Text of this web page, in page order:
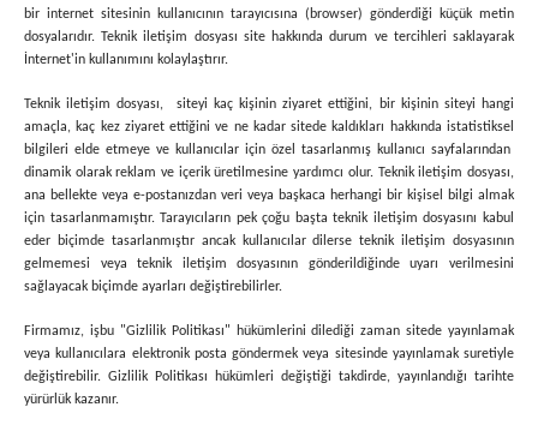
bir internet sitesinin kullanıcının tarayıcısına (browser) gönderdiği küçük metin
dosyalarıdır. Teknik iletişim dosyası site hakkında durum ve tercihleri saklayarak
İnternet'in kullanımını kolaylaştırır.
Teknik iletişim dosyası, siteyi kaç kişinin ziyaret ettiğini, bir kişinin siteyi hangi
amaçla, kaç kez ziyaret ettiğini ve ne kadar sitede kaldıkları hakkında istatistiksel
bilgileri elde etmeye ve kullanıcılar için özel tasarlanmış kullanıcı sayfalarından
dinamik olarak reklam ve içerik üretilmesine yardımcı olur. Teknik iletişim dosyası,
ana bellekte veya e-postanızdan veri veya başkaca herhangi bir kişisel bilgi almak
için tasarlanmamıştır. Tarayıcıların pek çoğu başta teknik iletişim dosyasını kabul
eder biçimde tasarlanmıştır ancak kullanıcılar dilerse teknik iletişim dosyasının
gelmemesi veya teknik iletişim dosyasının gönderildiğinde uyarı verilmesini
sağlayacak biçimde ayarları değiştirebilirler.
Firmamız, işbu "Gizlilik Politikası" hükümlerini dilediği zaman sitede yayınlamak
veya kullanıcılara elektronik posta göndermek veya sitesinde yayınlamak suretiyle
değiştirebilir. Gizlilik Politikası hükümleri değiştiği takdirde, yayınlandığı tarihte
yürürlük kazanır.